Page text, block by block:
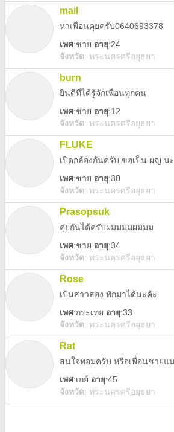
mail
หาเพื่อนคุยครับ0640693378
เพศ:ชาย อายุ:24
จังหวัด: พระนครศรีอยุธยา
burn
ยินดีที่ได้รู้จักเพื่อนทุกคน
เพศ:ชาย อายุ:12
จังหวัด: พระนครศรีอยุธยา
FLUKE
เปิดกล้องกันครับ ขอเป็น ผญ นะ
เพศ:ชาย อายุ:30
จังหวัด: พระนครศรีอยุธยา
Prasopsuk
คุยกันได้ครับผมมมมผมมม
เพศ:ชาย อายุ:34
จังหวัด: พระนครศรีอยุธยา
Rose
เป้นสาวสอง ทักมาได้นะค้ะ
เพศ:กระเทย อายุ:33
จังหวัด: พระนครศรีอยุธยา
Rat
เพศ:เกย์ อายุ:45
จังหวัด: พระนครศรีอยุธยา